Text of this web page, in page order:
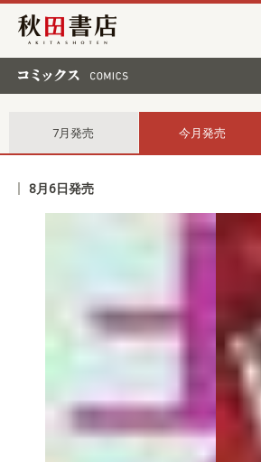
秋田書店
7月発売 今月発売
8月6日発売